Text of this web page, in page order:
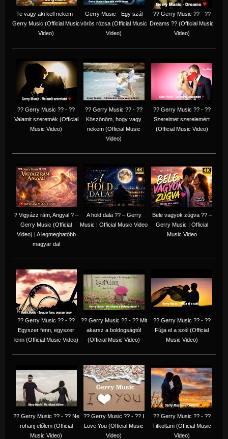
Te vagy aki kell nekem -
Gerry Music (Official Music
Video)
Gerry Music - Egy szál
vörös rózsa (Official Music
Video)
?? Gerry Music ?? - ??
Dreams ?? (Official Music
Video)
?? Gerry Music ?? - ??
Valamit szeretnék (Official
Music Video)
?? Gerry Music ?? - ??
Köszönöm, hogy vagy
nekem (Official Music
Video)
?? Gerry Music ?? - ??
Szerelmet szerelemért
(Official Music Video)
? Vigyázz rám, Angyal ? –
Gerry Music (Official
Video) | A legmeghatóbb
magyar dal
A hold dala ?? – Gerry
Music | Official Music Video
Bele vagyok zúgva ?? –
Gerry Music | Official
Music Video
?? Gerry Music ?? - ??
Egyszer fenn, egyszer
lenn (Official Music Video)
?? Gerry Music ?? - ?? Mit
akarsz a boldogságtól
(Official Music Video)
?? Gerry Music ?? - ??
Fújja el a szél (Official
Music Video)
?? Gerry Music ?? - ?? Ne
rohanj előlem (Official
Music Video)
?? Gerry Music ?? - ?? I
Love You (Official Music
Video)
?? Gerry Music ?? - ??
Titkoltam (Official Music
Video)